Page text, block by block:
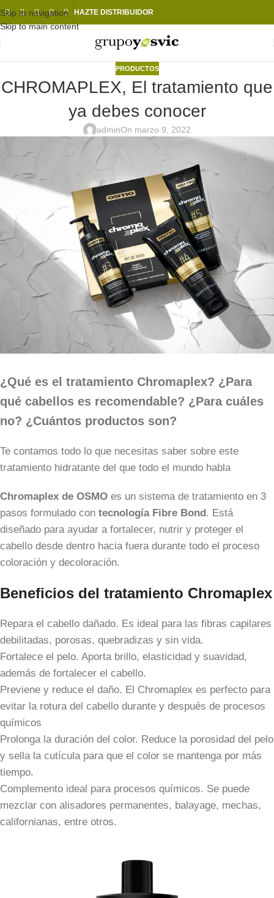
Skip to navigation
Skip to main content
HAZTE DISTRIBUIDOR
PRODUCTOS
CHROMAPLEX, El tratamiento que
ya debes conocer
adminOn marzo 9, 2022
¿Qué es el tratamiento Chromaplex? ¿Para
qué cabellos es recomendable? ¿Para cuáles
no? ¿Cuántos productos son?
Te contamos todo lo que necesitas saber sobre este
tratamiento hidratante del que todo el mundo habla
Chromaplex de OSMO es un sistema de tratamiento en 3
pasos formulado con tecnología Fibre Bond. Está
diseñado para ayudar a fortalecer, nutrir y proteger el
cabello desde dentro hacia fuera durante todo el proceso
coloración y decoloración.
Beneficios del tratamiento Chromaplex
Repara el cabello dañado. Es ideal para las fibras capilares
debilitadas, porosas, quebradizas y sin vida.
Fortalece el pelo. Aporta brillo, elasticidad y suavidad,
además de fortalecer el cabello.
Previene y reduce el daño. El Chromaplex es perfecto para
evitar la rotura del cabello durante y después de procesos
químicos
Prolonga la duración del color. Reduce la porosidad del pelo
y sella la cutícula para que el color se mantenga por más
tiempo.
Complemento ideal para procesos químicos. Se puede
mezclar con alisadores permanentes, balayage, mechas,
californianas, entre otros.